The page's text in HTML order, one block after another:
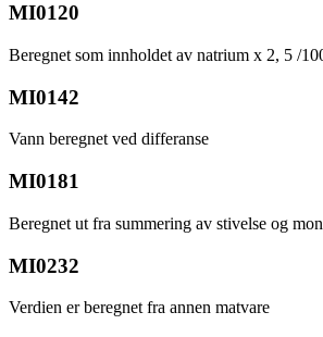
MI0120
Beregnet som innholdet av natrium x 2, 5 /
MI0142
Vann beregnet ved differanse
MI0181
Beregnet ut fra summering av stivelse og
MI0232
Verdien er beregnet fra annen matvare